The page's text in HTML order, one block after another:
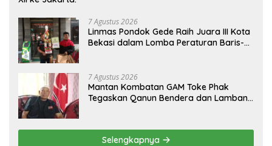
7 Agustus 2026
Linmas Pondok Gede Raih Juara III Kota
Bekasi dalam Lomba Peraturan Baris-
7 Agustus 2026
Mantan Kombatan GAM Toke Phak
Tegaskan Qanun Bendera dan Lambang
Selengkapnya